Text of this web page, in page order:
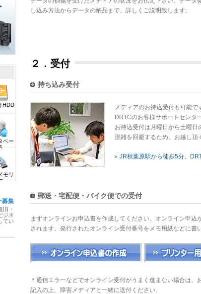
し込み方法からデータの納品まで、詳しくご説明致します。
２．受付
持ち込み受付
メディアのお持込受付も可能で
DRTCのお客様サポートセンタ
お持込受付は月曜日から土曜日
混雑を回避するため、お越し頂
JR秋葉原駅から徒歩5分、
郵送・宅配便・バイク便での受付
まずオンラインお申込書を作成してください。オンライン申
されます。発行されたオンライン受付番号をメモ用紙などに書
＊通信エラーなどでオンライン受付がうまく進まない場合は
記入の上、障害メディアと一緒に送付ください。
HDD
ベー
モリ
募集
旧・
ジネ
てい